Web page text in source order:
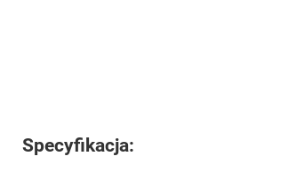
Specyfikacja: